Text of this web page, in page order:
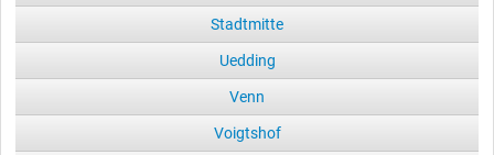
Stadtmitte
Uedding
Venn
Voigtshof